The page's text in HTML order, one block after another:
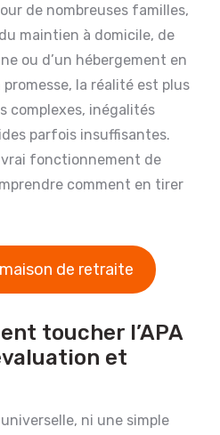
de nombreuses familles,
maintien à domicile, de
ou d’un hébergement en
promesse, la réalité est plus
complexes, inégalités
parfois insuffisantes.
fonctionnement de
comment en tirer
de retraite
toucher l’APA
et
universelle, ni une simple